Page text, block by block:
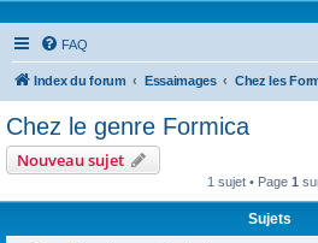
FAQ
Index du forum Essaimages Chez les
Chez le genre Formica
Nouveau sujet
1 sujet • Page 1
Sujets